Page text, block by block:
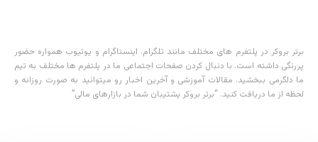
برتر بروکر در پلتفرم های مختلف مانند تلگرام، اینستاگرام و یوتیوب همواره حضور
پررنگی داشته است. با دنبال کردن صفحات اجتماعی ما در پلتفرم ها مختلف به تیم
ما دلگرمی ببخشید. مقالات آموزشی و آخرین اخبار رو میتوانید به صورت روزانه و
لحظه از ما دریافت کنید. “برتر بروکر پشتیبان شما در بازارهای مالی”